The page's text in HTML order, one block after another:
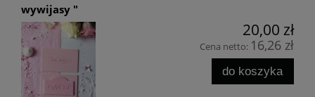
wywijasy "
20,00 zł
Cena netto: 16,26 zł
do koszyka